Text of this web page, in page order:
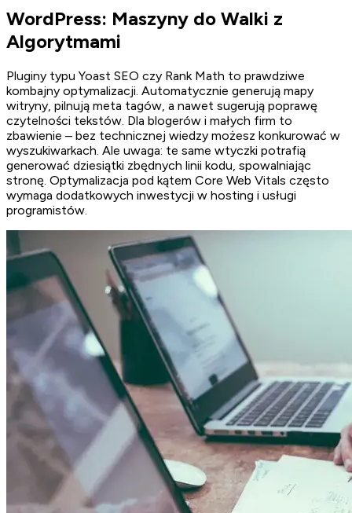
WordPress: Maszyny do Walki z
Algorytmami
Pluginy typu Yoast SEO czy Rank Math to prawdziwe
kombajny optymalizacji. Automatycznie generują mapy
witryny, pilnują meta tagów, a nawet sugerują poprawę
czytelności tekstów. Dla blogerów i małych firm to
zbawienie – bez technicznej wiedzy możesz konkurować w
wyszukiwarkach. Ale uwaga: te same wtyczki potrafią
generować dziesiątki zbędnych linii kodu, spowalniając
stronę. Optymalizacja pod kątem Core Web Vitals często
wymaga dodatkowych inwestycji w hosting i usługi
programistów.